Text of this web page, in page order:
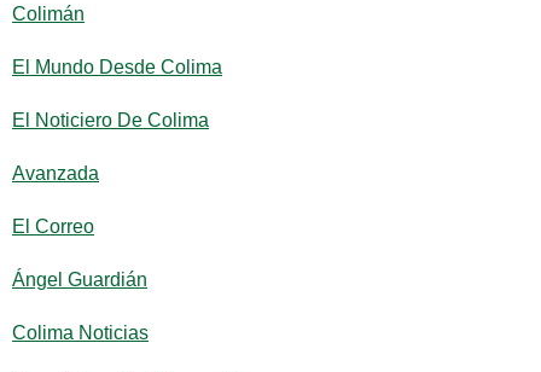
Colimán
El Mundo Desde Colima
El Noticiero De Colima
Avanzada
El Correo
Ángel Guardián
Colima Noticias